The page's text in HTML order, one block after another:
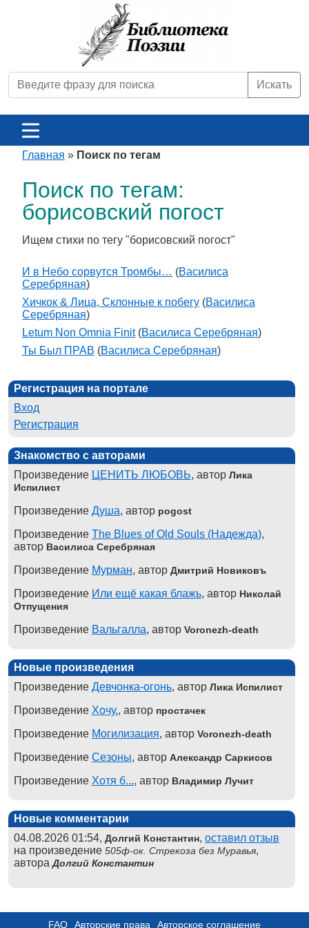
Искать
Главная » Поиск по тегам
Поиск по тегам:
борисовский погост
Ищем стихи по тегу "борисовский погост"
И в Небо сорвутся Тромбы… (Василиса
Серебряная)
Хичкок & Лица, Склонные к побегу (Василиса
Серебряная)
Letum Non Omnia Finit(Василиса Серебряная)
Ты Был ПРАВ (Василиса Серебряная)
Регистрация на портале
Вход
Регистрация
Знакомство с авторами
Произведение ЦЕНИТЬ ЛЮБОВЬ, автор Лика
Испилист
Произведение Душа, автор pogost
Произведение The Blues of Old Souls (Надежда),
автор Василиса Серебряная
Произведение Мурман, автор Дмитрий Новиковъ
Произведение Или ещё какая блажь, автор Николай
Отпущения
Произведение Вальгалла, автор Voronezh-death
Новые произведения
Произведение Девчонка-огонь, автор Лика Испилист
Произведение Хочу., автор простачек
Произведение Могилизация, автор Voronezh-death
Произведение Сезоны, автор Александр Саркисов
Произведение Хотя б..., автор Владимир Лучит
Новые комментарии
04.08.2026 01:54, Долгий Константин, оставил отзыв
на произведение 505ф-ок. Стрекоза без Муравья,
автораДолгий Константин
FAQ Авторские права Авторское соглашение